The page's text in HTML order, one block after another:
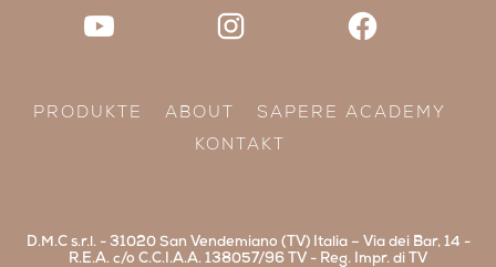
PRODUKTE ABOUT
SAPERE ACADEMY
KONTAKT
D.M.C s.r.l. - 31020 San Vendemiano (TV) Italia – Via dei Bar, 14 -
R.E.A. c/o C.C.I.A.A. 138057/96 TV - Reg. Impr. di TV